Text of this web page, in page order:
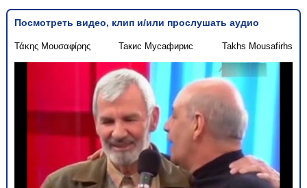
Посмотреть видео, клип и/или прослушать аудио
Τάκης Μουσαφίρης Такис Мусафирис Takhs Mousafirhs